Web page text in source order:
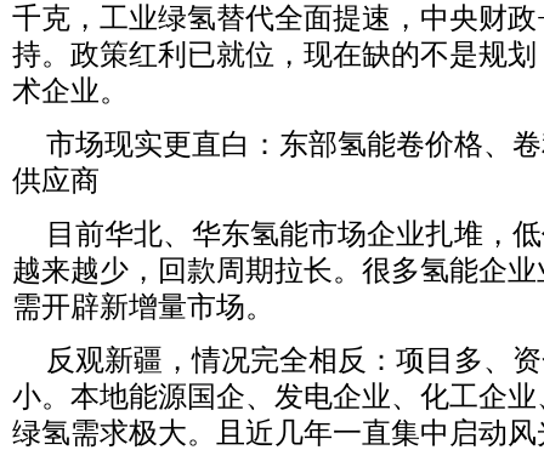
千克，工业绿氢替代全面提速，中央财政
持。政策红利已就位，现在缺的不是规
术企业。
市场现实更直白：东部氢能卷价格、
供应商
目前华北、华东氢能市场企业扎堆，
越来越少，回款周期拉长。很多氢能企
需开辟新增量市场。
反观新疆，情况完全相反：项目多、
小。本地能源国企、发电企业、化工企
绿氢需求极大。且近几年一直集中启动